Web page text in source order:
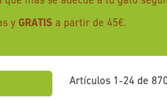
y GRATIS a partir de 45€.
Artículos 1-24 de